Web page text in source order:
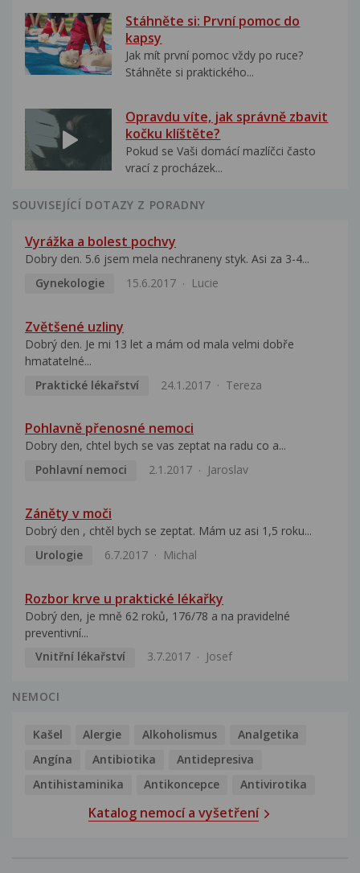
Stáhněte si: První pomoc do
kapsy
Jak mít první pomoc vždy po ruce?
Stáhněte si praktického...
Opravdu víte, jak správně zbavit
kočku klíštěte?
Pokud se Vaši domácí mazlíčci často
vrací z procházek...
SOUVISEJÍCÍ DOTAZY Z PORADNY
Vyrážka a bolest pochvy
Dobry den. 5.6 jsem mela nechraneny styk. Asi za 3-4...
Gynekologie
15.6.2017 Lucie
Zvětšené uzliny
Dobrý den. Je mi 13 let a mám od mala velmi dobře
hmatatelné...
Praktické lékařství
24.1.2017 Tereza
Pohlavně přenosné nemoci
Dobry den, chtel bych se vas zeptat na radu co a...
Pohlavní nemoci
2.1.2017 Jaroslav
Záněty v moči
Dobrý den , chtěl bych se zeptat. Mám uz asi 1,5 roku...
Urologie
6.7.2017 Michal
Rozbor krve u praktické lékařky
Dobrý den, je mně 62 roků, 176/78 a na pravidelné
preventivní...
Vnitřní lékařství
3.7.2017 Josef
NEMOCI
Kašel Alergie Alkoholismus
Analgetika
Angína
Antibiotika
Antidepresiva
Antihistaminika
Antikoncepce Antivirotika
Katalog nemocí a vyšetření